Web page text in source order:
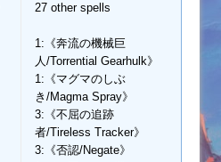
27 other spells
1:《奔流の機械巨
人/Torrential Gearhulk》
1:《マグマのしぶ
き/Magma Spray》
3:《不屈の追跡
者/Tireless Tracker》
3:《否認/Negate》